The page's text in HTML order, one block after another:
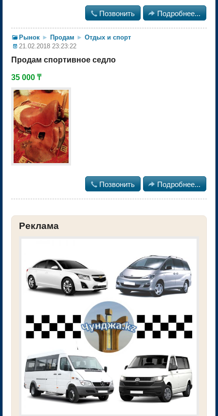
 Позвонить  Подробнее...
Рынок ► Продам ► Отдых и спорт
21.02.2018 23:23:22
Продам спортивное седло
35 000 ₸
 Позвонить  Подробнее...
Реклама